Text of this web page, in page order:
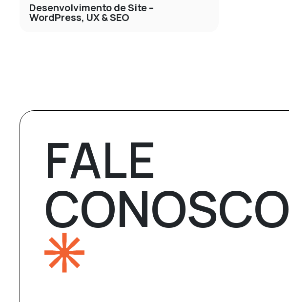
Desenvolvimento de Site –
WordPress, UX & SEO
FALE
CONOSCO